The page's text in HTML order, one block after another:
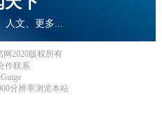
文、更多...
网2020版权所有
作联系
分辨率浏览本站